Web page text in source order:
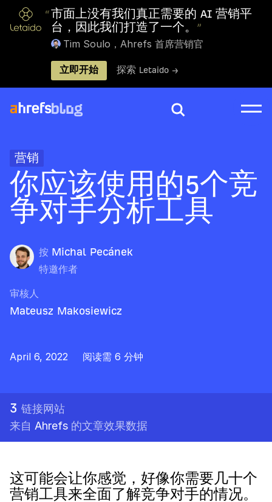
“市面上没有我们真正需要的 AI 营销平
台，因此我们打造了一个。 ”
Tim Soulo，Ahrefs 首席营销官
立即开始 探索 Letaido →
营销
你应该使用的5个竞
争对手分析工具
按 Michal Pecánek
特邀作者
审核人
Mateusz Makosiewicz
April 6, 2022 阅读需 6 分钟
3 链接网站
来自 Ahrefs 的文章效果数据
这可能会让你感觉，好像你需要几十个
营销工具来全面了解竞争对手的情况。